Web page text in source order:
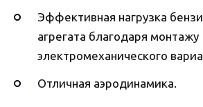
Эффективная нагрузка
агрегата благодаря монтажу
электромеханического
Отличная аэродинамика.